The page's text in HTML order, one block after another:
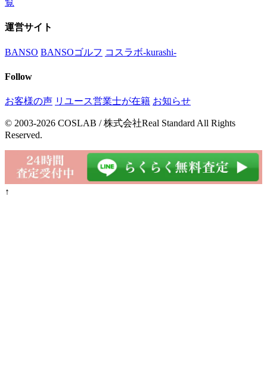
運営サイト
BANSO BANSOゴルフ コスラボ-kurashi-
Follow
お客様の声 リユース営業士が在籍 お知らせ
© 2003-2026 COSLAB / 株式会社Real Standard All Rights
Reserved.
↑